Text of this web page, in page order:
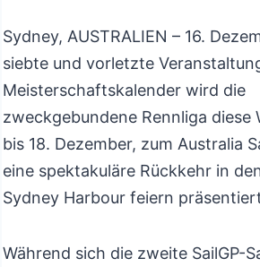
Sydney, AUSTRALIEN – 16.
siebte und vorletzte
Meisterschaftskalender wird die
zweckgebundene Rennliga diese
bis 18. Dezember, zum Australia
eine spektakuläre Rückkehr in
Sydney Harbour feiern
Während sich die zweite SailGP-